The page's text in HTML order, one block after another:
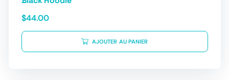
$44.00
AJOUTER AU PANIER